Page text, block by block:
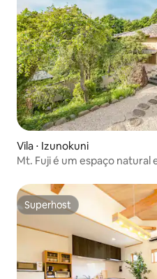
Vila ⋅ Izunokuni
Mt. Fuji é um espaço natural
Superhost
Superhost